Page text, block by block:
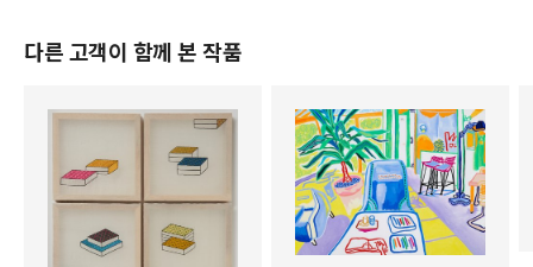
다른 고객이 함께 본 작품